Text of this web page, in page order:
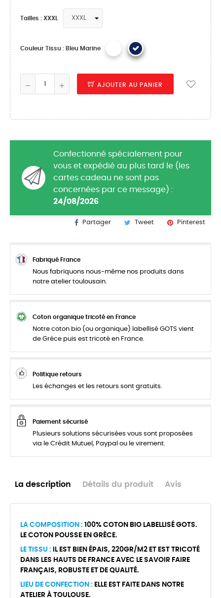
Tailles : XXXL
Couleur Tissu : Bleu Marine
AJOUTER AU PANIER
Confectionné spécialement pour
vous et expédié au plus tard le (les
cartes cadeau ne sont pas
concernées par ce message) :
24/08/2026
Partager Tweet Pinterest
Fabriqué France
Nous fabriquons nous-même nos produits dans
notre atelier toulousain.
Coton organique tricoté en France
Notre coton bio (ou organique) labellisé GOTS vient
de Grèce puis est tricoté en France.
Politique retours
Les échanges et les retours sont gratuits.
Paiement sécurisé
Plusieurs solutions sécurisées vous sont proposées
via le Crédit Mutuel, Paypal ou le virement.
La description Détails du produit Avis
LA COMPOSITION : 100% COTON BIO LABELLISÉ GOTS.
LE COTON POUSSE EN GRÊCE.
LE TISSU : IL EST BIEN ÉPAIS, 220GR/M2 ET EST TRICOTÉ
DANS LES HAUTS DE FRANCE AVEC LE SAVOIR FAIRE
FRANÇAIS, ROBUSTE ET DE QUALITÉ.
LIEU DE CONFECTION : ELLE EST FAITE DANS NOTRE
ATELIER À TOULOUSE.